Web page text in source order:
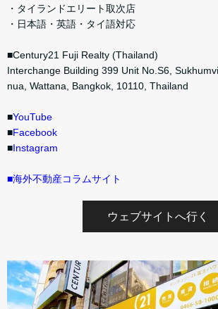
・タイランドエリート取次店
・日本語・英語・タイ語対応
■Century21 Fuji Realty (Thailand)
Interchange Building 399 Unit No.S6,
nua, Wattana, Bangkok, 10110, Thailand
■YouTube
■Facebook
■Instagram
■海外不動産コラムサイト
ウェブサイトへ行く